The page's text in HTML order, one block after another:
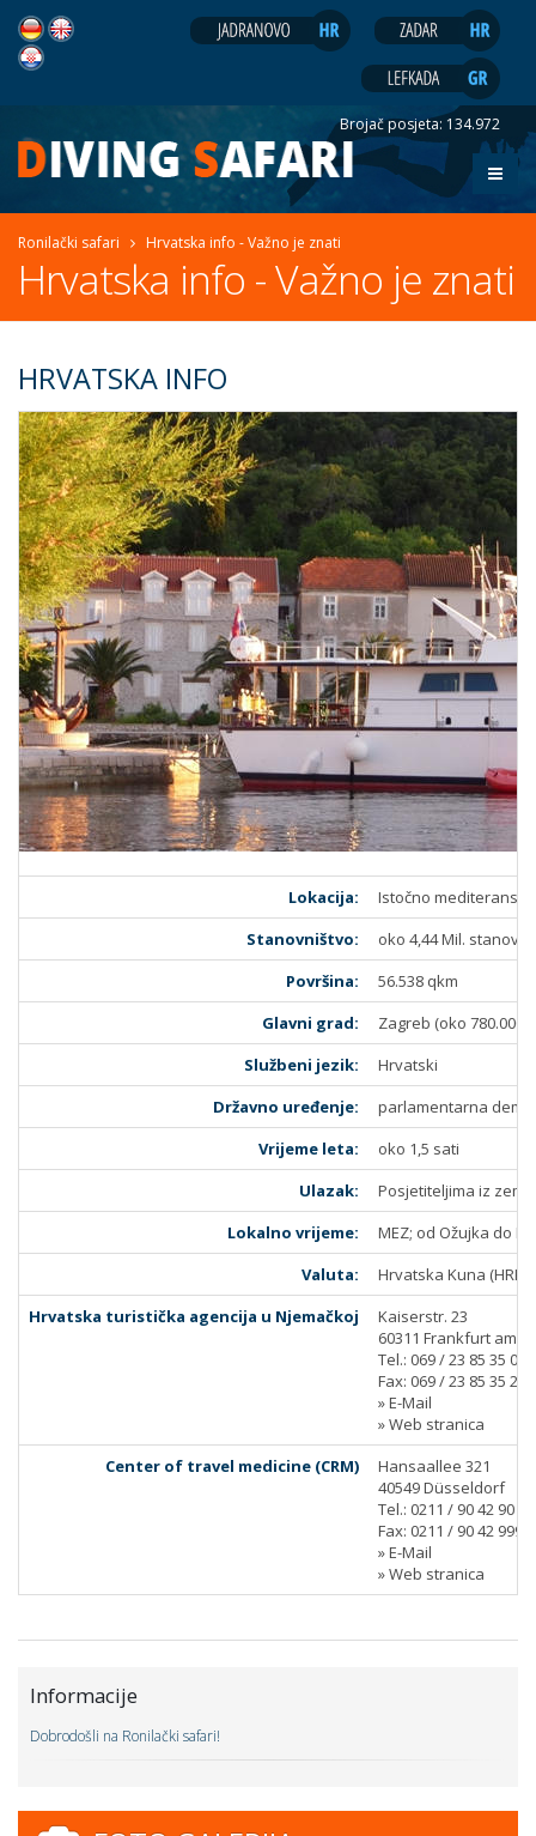
Brojač posjeta: 134.972
Ronilački safari Hrvatska info - Važno je znati
Hrvatska info - Važno je znati
HRVATSKA INFO
Lokacija:
Istočno
Stanovništvo:
oko 4,44 Mil.
Površina:
56.538 qkm
Glavni grad:
Zagreb (oko 780.000
Službeni jezik:
Hrvatski
Državno uređenje:
parlamentarna
Vrijeme leta:
oko 1,5 sati
Ulazak:
Posjetiteljima iz
Lokalno vrijeme:
MEZ; od Ožujka do
Valuta:
Hrvatska Kuna (HRK)
Hrvatska turistička agencija u Njemačkoj
Kaiserstr. 23
60311 Frankfurt am
Tel.: 069 / 23 85 35 0
Fax: 069 / 23 85 35 20
» E-Mail
» Web stranica
Center of travel medicine (CRM)
Hansaallee 321
40549 Düsseldorf
Tel.: 0211 / 90 42 90
Fax: 0211 / 90 42 999
» E-Mail
» Web stranica
Informacije
Dobrodošli na Ronilački safari!